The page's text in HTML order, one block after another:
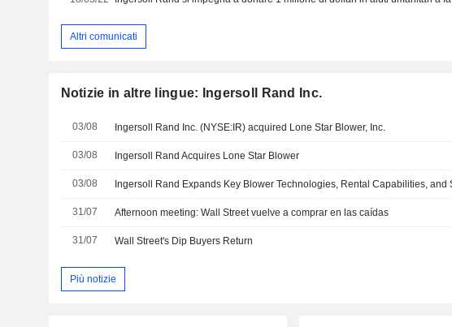
Altri comunicati
Notizie in altre lingue: Ingersoll Rand Inc.
03/08 Ingersoll Rand Inc. (NYSE:IR) acquired Lone Star Blower, Inc.
03/08 Ingersoll Rand Acquires Lone Star Blower
03/08
31/07 Afternoon meeting: Wall Street vuelve a comprar en las caídas
31/07 Wall Street's Dip Buyers Return
Più notizie